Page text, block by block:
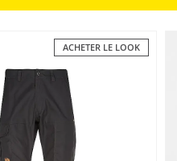
ACHETER LE LOOK